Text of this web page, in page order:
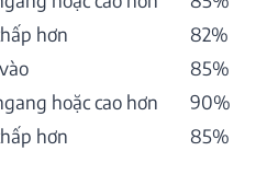
hơn
82%
85%
hoặc cao hơn
90%
hơn
85%